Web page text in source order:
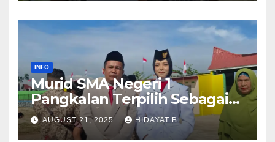
INFO
Murid SMA Negeri 1
Pangkalan Terpilih Sebagai
Anggota Paskibra Tingkat
Kabupaten Lima Puluh Kota
AUGUST 21, 2025 HIDAYAT B